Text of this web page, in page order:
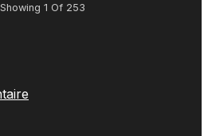
Showing 1 Of 253